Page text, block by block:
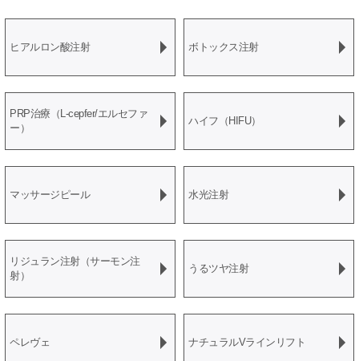
ヒアルロン酸注射 ボトックス注射
PRP治療（L-cepfer/エルセファ
ー）
ハイフ（HIFU）
マッサージピール 水光注射
リジュラン注射（サーモン注
射）
うるツヤ注射
ペレヴェ ナチュラルVラインリフト